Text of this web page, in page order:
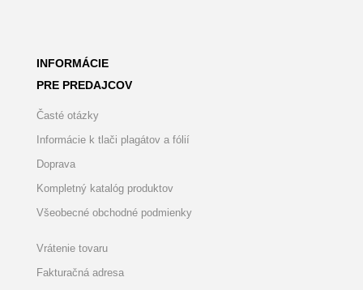
INFORMÁCIE
PRE PREDAJCOV
Časté otázky
Informácie k tlači plagátov a fólií
Doprava
Kompletný katalóg produktov
Všeobecné obchodné podmienky
Vrátenie tovaru
Fakturačná adresa